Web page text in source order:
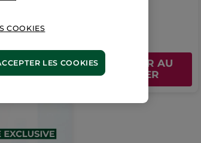
prix tarif:
AU
AJOUTER AU
PANIER
COOKIES
LES COOKIES